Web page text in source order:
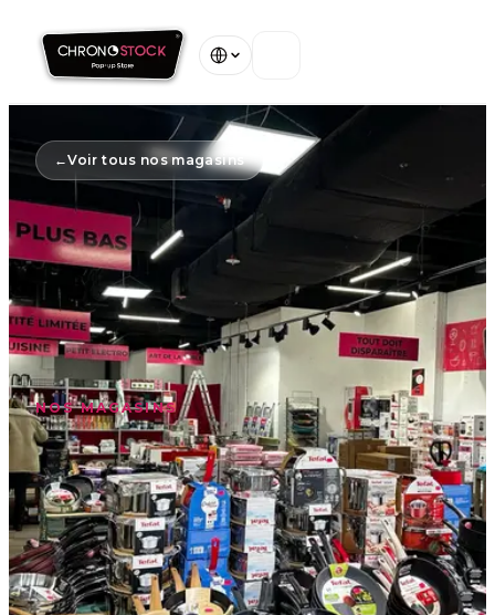
Accueil
Nos Magasins
À Propos
Garanties
Contact
Voir tous nos magasins
FR NL EN
←Voir tous nos magasins
NOS MAGASINS